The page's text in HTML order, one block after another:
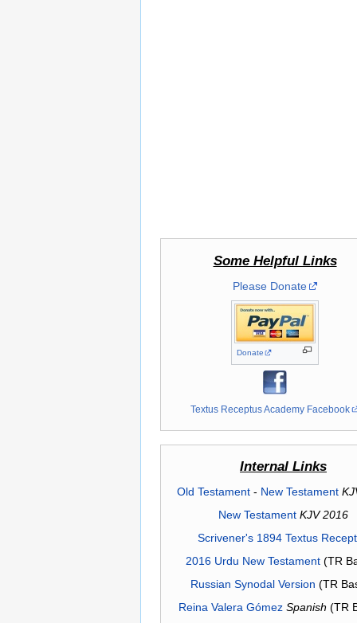
Some Helpful Links
Please Donate
Donate
Textus Receptus Academy Facebook
Internal Links
Old Testament- New Testament
New Testament KJV 2016
Scrivener's 1894 Textus
2016 Urdu New Testament(TR
Russian Synodal Version (TR
Reina Valera Gómez Spanish (TR